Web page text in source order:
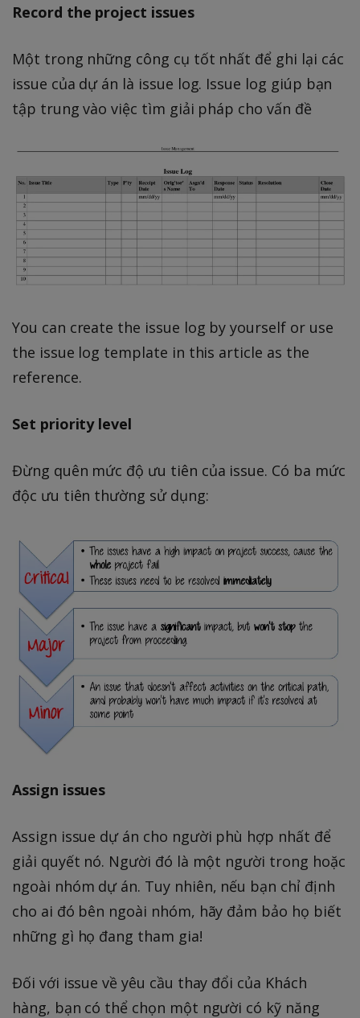
Record the project issues
Một trong những công cụ tốt nhất để ghi lại các
issue của dự án là issue log. Issue log giúp bạn
tập trung vào việc tìm giải pháp cho vấn đề
You can create the issue log by yourself or use
the issue log template in this article as the
reference.
Set priority level
Đừng quên mức độ ưu tiên của issue. Có ba mức
độc ưu tiên thường sử dụng:
Assign issues
Assign issue dự án cho người phù hợp nhất để
giải quyết nó. Người đó là một người trong hoặc
ngoài nhóm dự án. Tuy nhiên, nếu bạn chỉ định
cho ai đó bên ngoài nhóm, hãy đảm bảo họ biết
những gì họ đang tham gia!
Đối với issue về yêu cầu thay đổi của Khách
hàng, bạn có thể chọn một người có kỹ năng